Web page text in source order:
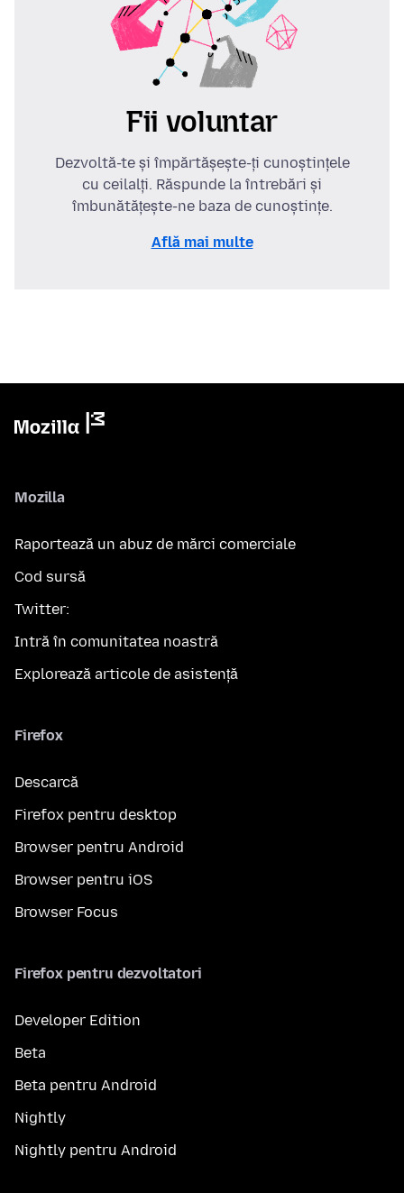
Fii voluntar
Dezvoltă-te și împărtășește-ți cunoștințele
cu ceilalți. Răspunde la întrebări și
îmbunătățește-ne baza de cunoștințe.
Află mai multe
Mozilla
Raportează un abuz de mărci comerciale
Cod sursă
Twitter:
Intră în comunitatea noastră
Explorează articole de asistență
Firefox
Descarcă
Firefox pentru desktop
Browser pentru Android
Browser pentru iOS
Browser Focus
Firefox pentru dezvoltatori
Developer Edition
Beta
Beta pentru Android
Nightly
Nightly pentru Android